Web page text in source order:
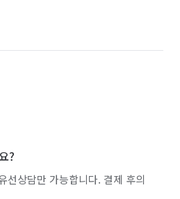
?
선상담만 가능합니다. 결제 후의